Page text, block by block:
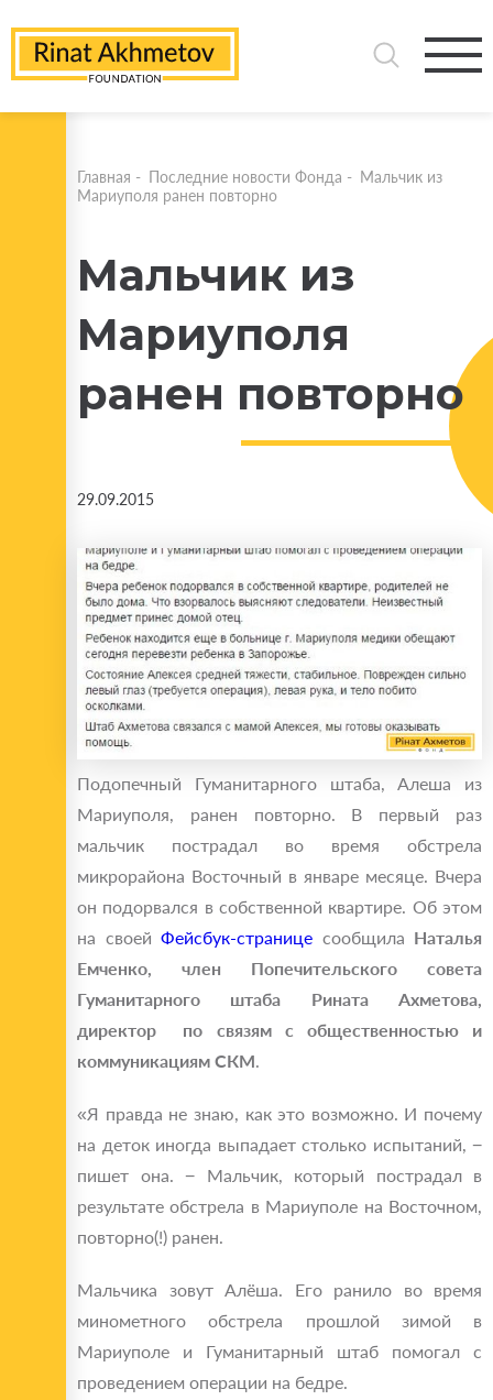
Главная - Последние новости Фонда - Мальчик из
Мариуполя ранен повторно
Мальчик из
Мариуполя
ранен повторно
29.09.2015
Подопечный Гуманитарного штаба, Алеша из
Мариуполя, ранен повторно. В первый раз
мальчик пострадал во время обстрела
микрорайона Восточный в январе месяце. Вчера
он подорвался в собственной квартире. Об этом
на своей Фейсбук-странице сообщила Наталья
Емченко,
член Попечительского совета
Гуманитарного штаба Рината Ахметова,
директор по связям с общественностью и
коммуникациям СКМ.
«Я правда не знаю, как это возможно. И почему
на деток иногда выпадает столько испытаний, −
пишет она. − Мальчик, который пострадал в
результате обстрела в Мариуполе на Восточном,
повторно(!) ранен.
Мальчика зовут Алёша. Его ранило во время
минометного обстрела прошлой зимой в
Мариуполе и Гуманитарный штаб помогал с
проведением операции на бедре.